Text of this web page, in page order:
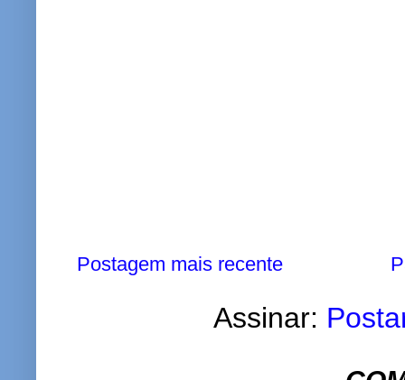
Postagem mais recente
Assinar: